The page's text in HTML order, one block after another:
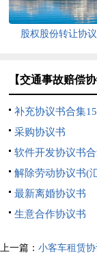
股权股份转让协
【交通事故赔偿
补充协议书合集
采购协议书
软件开发协议书
解除劳动协议书(
最新离婚协议书
生意合作协议书
上一篇： 小客车租赁协